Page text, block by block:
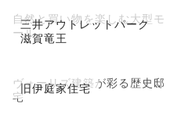
三井アウトレットパーク
滋賀竜王
自然と買い物を楽しむ大型モ
ール
旧伊庭家住宅
ヴォーリズ建築が彩る歴史邸
宅